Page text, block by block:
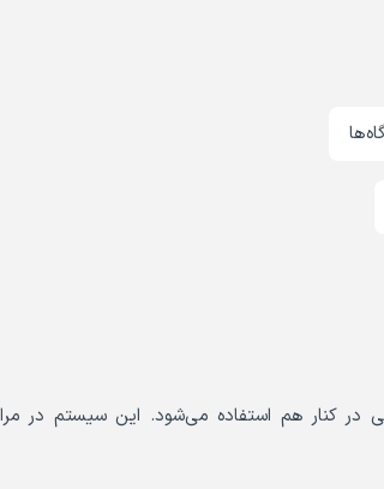
در کنار هم استفاده می‌شود. این سیستم در